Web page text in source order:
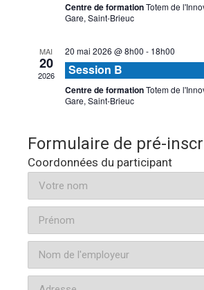
Centre de formationTotem de
Gare, Saint-Brieuc
MAI
20
2026
20 mai 2026 @ 8h00 - 18h00
Session B
Centre de formationTotem de
Gare, Saint-Brieuc
Formulaire de pré-
Coordonnées du participant